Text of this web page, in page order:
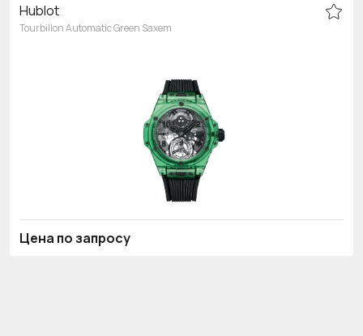
Hublot
Tourbillon Automatic Green Saxem
Цена по запросу